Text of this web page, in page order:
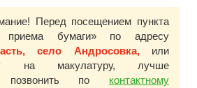
Перед посещением пункта
приема бумаги» по адресу
село Андросовка, или
на макулатуру, лучше
позвонить по контактному